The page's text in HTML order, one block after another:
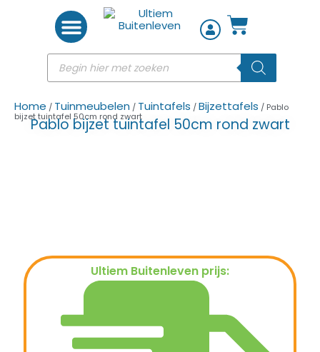
Home / Tuinmeubelen / Tuintafels /Bijzettafels / Pablo
bijzet tuintafel 50cm rond zwart
Pablo bijzet tuintafel 50cm rond zwart
Ultiem Buitenleven prijs: